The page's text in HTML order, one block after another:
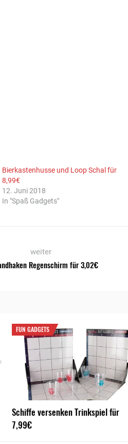
Bierkastenhusse und Loop Schal für
8,99€
12. Juni 2018
In "Spaß Gadgets"
weiter
Regenschirm für 3,02€
FUN GADGETS
Schiffe versenken Trinkspiel für
7,99€